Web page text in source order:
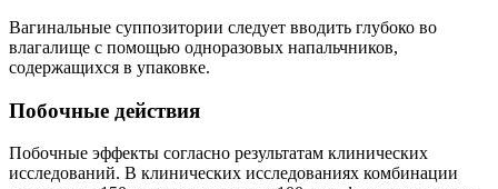
Вагинальные суппозитории следует вводить глубоко во
влагалище с помощью одноразовых напальчников,
содержащихся в упаковке.
Побочные действия
Побочные эффекты согласно результатам клинических
исследований. В клинических исследованиях комбинации